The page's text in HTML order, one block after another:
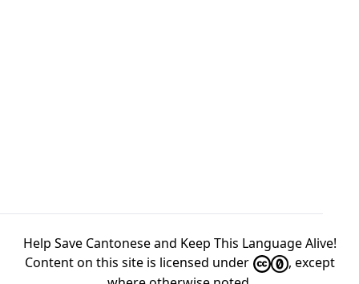
Help Save Cantonese and Keep This Language Alive!
Content on this site is licensed under
, except